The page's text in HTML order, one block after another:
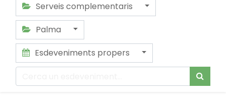
Serveis complementaris
Palma
Esdeveniments propers